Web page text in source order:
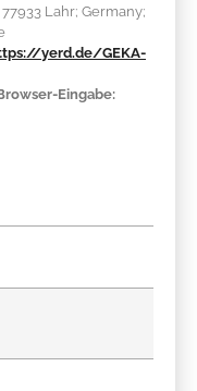
Lahr; Germany;
yerd.de/GEKA-
Eingabe: